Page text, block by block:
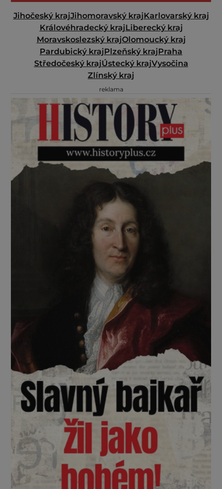
Jihočeský krajJihomoravský krajKarlovarský kraj
Královéhradecký krajLiberecký kraj
Moravskoslezský krajOlomoucký kraj
Pardubický krajPlzeňský krajPraha
Středočeský krajÚstecký krajVysočina
Zlínský kraj
reklama